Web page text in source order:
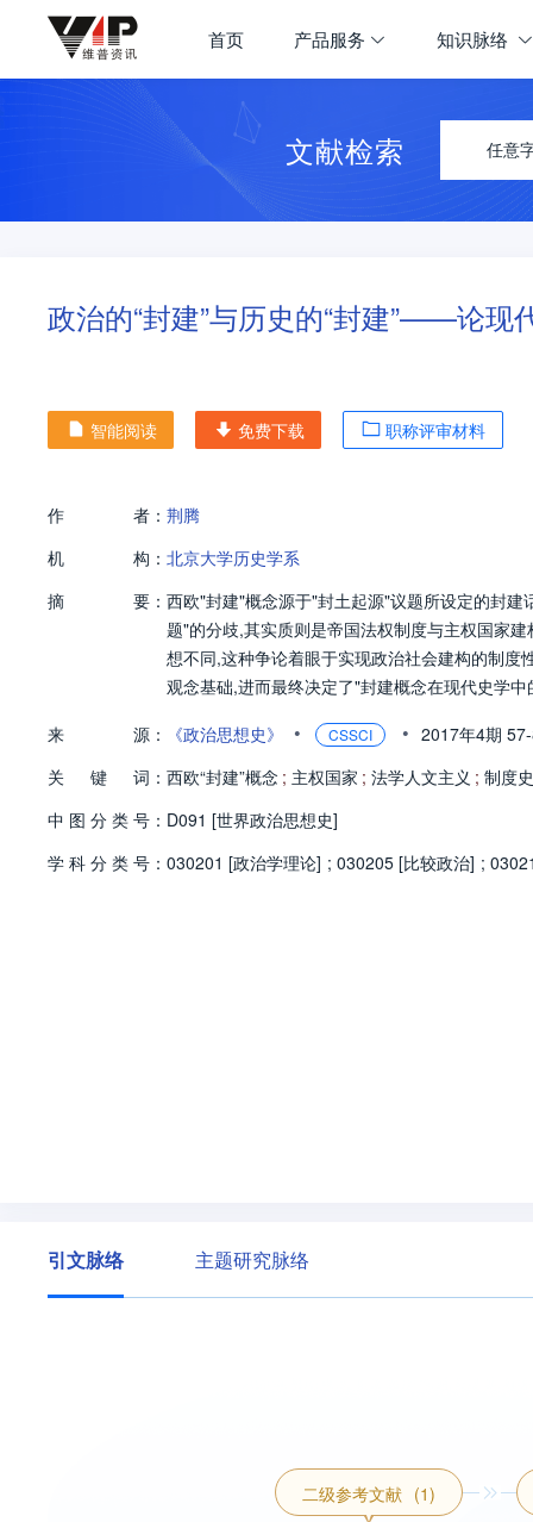
首页 产品服务 知识脉络
文献检索 任意
政治的“封建”与历史的“封建”——论现
智能阅读 免费下载 职称评审材料
作 者： 荆腾
机
构： 北京大学历史学系
摘
要： 西欧"封建"概念源于"封土起源"议题所设定的封
题"的分歧,其实质则是帝国法权制度与主权国家
想不同,这种争论着眼于实现政治社会建构的制
观念基础,进而最终决定了"封建概念在现代史学
来
源： 《政治思想史》 • CSSCI • 2017年4期
关
键 词： 西欧“封建”概念 ; 主权国家 ; 法学人文主义 ; 制度史
中 图 分 类 号： D091 [世界政治思想史]
学 科 分 类 号： 030201 [政治学理论] ; 030205 [比较政治] ;
引文脉络 主题研究脉络
二级参考文献 (1)